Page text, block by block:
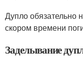
Дупло обязательно
скором времени
Заделывание